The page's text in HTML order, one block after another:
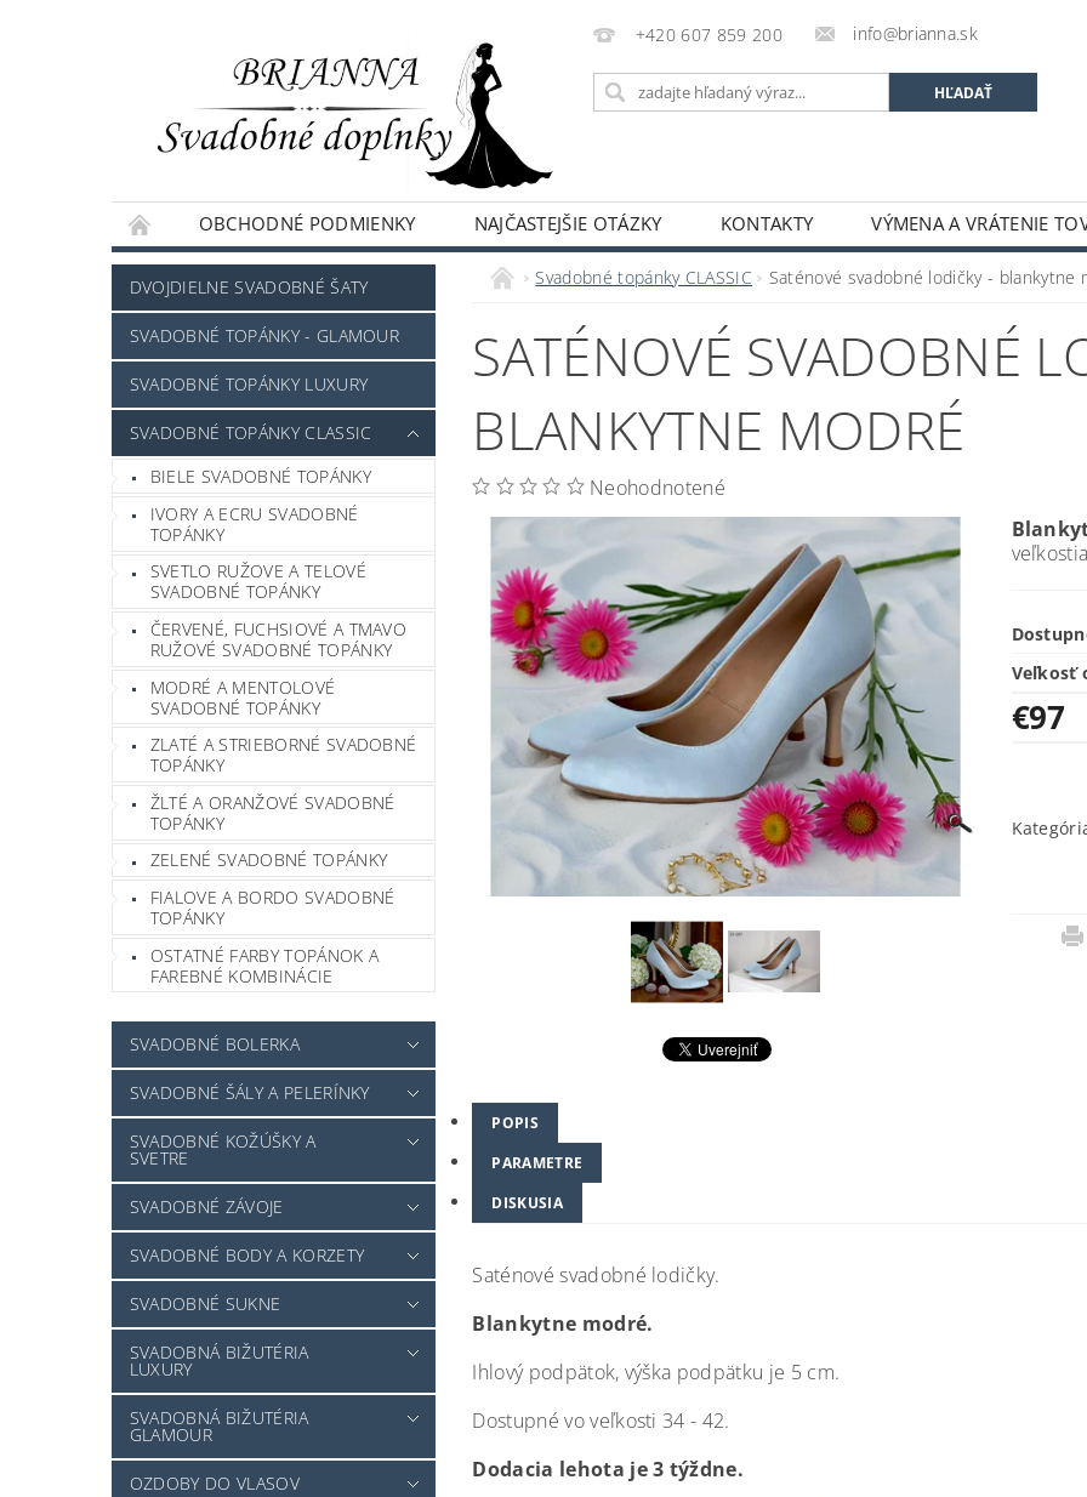
+420 607 859 200 info@brianna.sk
OBCHODNÉ PODMIENKY NAJČASTEJŠIE OTÁZKY KONTAKTY
VÝMENA A VRÁTENIE
NAPÍŠTE NÁM
DVOJDIELNE SVADOBNÉ ŠATY
SVADOBNÉ TOPÁNKY - GLAMOUR
SVADOBNÉ TOPÁNKY LUXURY
SVADOBNÉ TOPÁNKY CLASSIC
BIELE SVADOBNÉ TOPÁNKY
IVORY A ECRU SVADOBNÉ
TOPÁNKY
SVETLO RUŽOVE A TELOVÉ
SVADOBNÉ TOPÁNKY
ČERVENÉ, FUCHSIOVÉ A TMAVO
RUŽOVÉ SVADOBNÉ TOPÁNKY
MODRÉ A MENTOLOVÉ
SVADOBNÉ TOPÁNKY
ZLATÉ A STRIEBORNÉ SVADOBNÉ
TOPÁNKY
ŽLTÉ A ORANŽOVÉ SVADOBNÉ
TOPÁNKY
ZELENÉ SVADOBNÉ TOPÁNKY
FIALOVE A BORDO SVADOBNÉ
TOPÁNKY
OSTATNÉ FARBY TOPÁNOK A
FAREBNÉ KOMBINÁCIE
SVADOBNÉ BOLERKA
SVADOBNÉ ŠÁLY A PELERÍNKY
SVADOBNÉ KOŽÚŠKY A
SVETRE
SVADOBNÉ ZÁVOJE
SVADOBNÉ BODY A KORZETY
SVADOBNÉ SUKNE
SVADOBNÁ BIŽUTÉRIA
LUXURY
SVADOBNÁ BIŽUTÉRIA
GLAMOUR
OZDOBY DO VLASOV
Svadobné topánky CLASSIC Saténové svadobné lodičky - blankytne
SATÉNOVÉ SVADOBNÉ
BLANKYTNE MODRÉ
Neohodnotené
Veľkosť
€97
POPIS
PARAMETRE
DISKUSIA
Saténové svadobné lodičky.
Blankytne modré.
Ihlový podpätok, výška podpätku je 5 cm.
Dostupné vo veľkosti 34 - 42.
Dodacia lehota je 3 týždne.